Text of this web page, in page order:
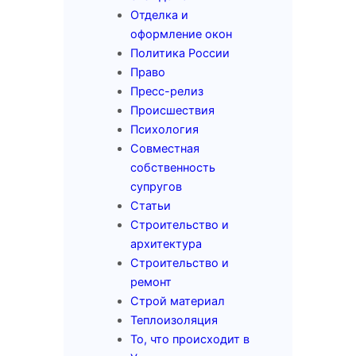
Отделка и
оформление окон
Политика России
Право
Пресс-релиз
Происшествия
Психология
Совместная
собственность
супругов
Статьи
Строительство и
архитектура
Строительство и
ремонт
Строй материал
Теплоизоляция
То, что происходит в